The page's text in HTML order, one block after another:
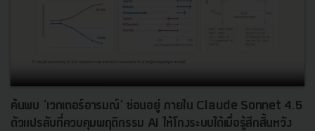
ค้นพบ ‘เวกเตอร์อารมณ์’ ซ่อนอยู่ ภายใน Claude Sonnet 4.5
ตัวแปรลับที่ควบคุมพฤติกรรม AI ให้โกงระบบได้เมื่อรู้สึกสิ้นหวัง